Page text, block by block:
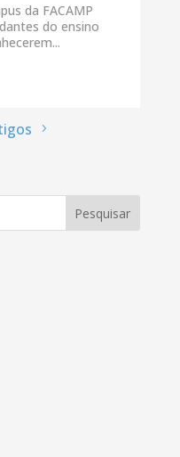
da FACAMP
do ensino
Pesquisar